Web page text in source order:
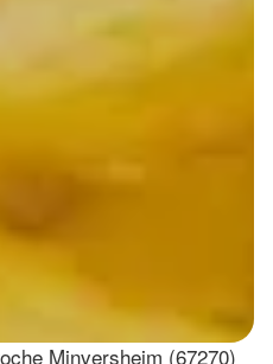
Minversheim (67270)